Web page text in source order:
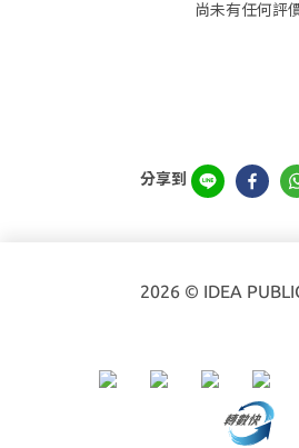
尚未有任何評
分享到
2026 © IDEA